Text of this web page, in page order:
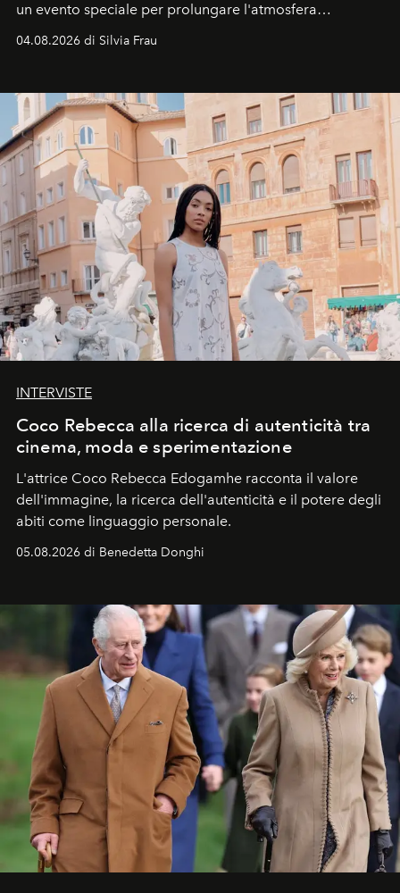
un evento speciale per prolungare l'atmosfera
04.08.2026 di Silvia Frau
INTERVISTE
Coco Rebecca alla ricerca di autenticità tra
cinema, moda e sperimentazione
L'attrice Coco Rebecca Edogamhe racconta il valore
dell'immagine, la ricerca dell'autenticità e il potere degli
abiti come linguaggio personale.
05.08.2026 di Benedetta Donghi